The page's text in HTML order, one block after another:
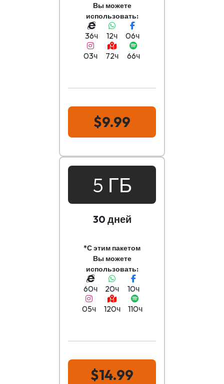
Вы можете
использовать:
36ч 12ч
06ч
03ч
72ч 66ч
$9.99
5 ГБ
30 дней
*С этим пакетом
Вы можете
использовать:
60ч 20ч
10ч
05ч
120ч 110ч
$14.99